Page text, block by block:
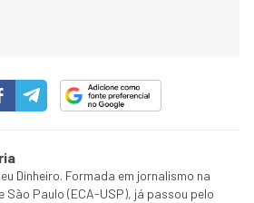
Dinheiro. Formada em jornalismo na
São Paulo (ECA-USP), já passou pelo